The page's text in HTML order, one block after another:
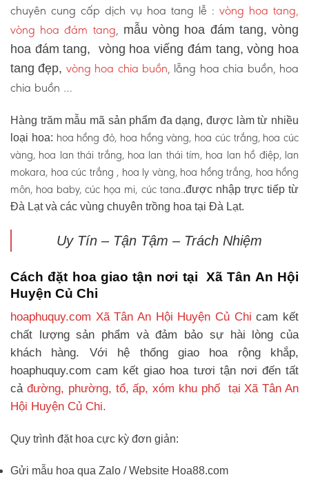
chuyên cung cấp dịch vụ hoa tang lễ : vòng hoa tang,
vòng hoa đám tang, mẫu vòng hoa đám tang, vòng
hoa đám tang, vòng hoa viếng đám tang, vòng hoa
tang đẹp, vòng hoa chia buồn, lẵng hoa chia buồn, hoa
chia buồn …
Hàng trăm mẫu mã sản phẩm đa dạng, được làm từ nhiều
loại hoa: hoa hồng đỏ, hoa hồng vàng, hoa cúc trắng, hoa cúc
vàng, hoa lan thái trắng, hoa lan thái tím, hoa lan hồ điệp, lan
mokara, hoa cúc trắng , hoa ly vàng, hoa hồng trắng, hoa hồng
môn, hoa baby, cúc họa mi, cúc tana..được nhập trực tiếp từ
Đà Lạt và các vùng chuyên trồng hoa tại Đà Lạt.
Uy Tín – Tận Tậm – Trách Nhiệm
Cách đặt hoa giao tận nơi tại Xã Tân An Hội
Huyện Củ Chi
hoaphuquy.com Xã Tân An Hội Huyện Củ Chi cam kết
chất lượng sản phẩm và đảm bảo sự hài lòng của
khách hàng. Với hệ thống giao hoa rộng khắp,
hoaphuquy.com cam kết giao hoa tươi tận nơi đến tất
cả đường, phường, tổ, ấp, xóm khu phố tại Xã Tân An
Hội Huyện Củ Chi.
Quy trình đặt hoa cực kỳ đơn giản:
Gửi mẫu hoa qua Zalo / Website Hoa88.com